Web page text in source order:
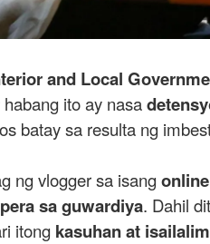
and Local
habang ito ay nasa
batay sa resulta ng
ng vlogger sa isang
sa guwardiya. Dahil
itong kasuhan at